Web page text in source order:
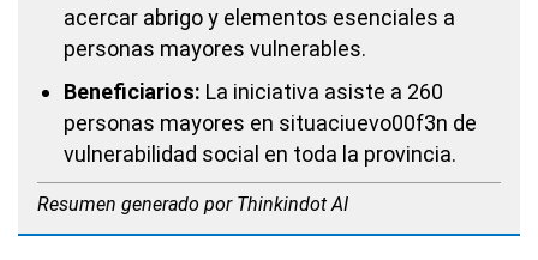
acercar abrigo y elementos esenciales a
personas mayores vulnerables.
Beneficiarios: La iniciativa asiste a 260
personas mayores en situaciuevo00f3n de
vulnerabilidad social en toda la provincia.
Resumen generado por Thinkindot AI